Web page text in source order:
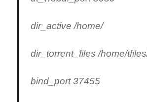
dir_active /home/
dir_torrent_files /home/
bind_port 37455